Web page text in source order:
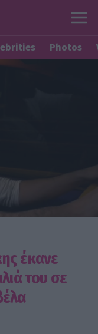
Photos
έκανε
του σε